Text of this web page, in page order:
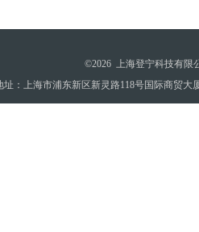
©2026 上海登宁科技有限
址：上海市浦东新区新灵路118号国际商贸大